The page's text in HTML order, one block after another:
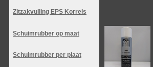
Zitzakvulling EPS Korrels
Schuimrubber op maat
Schuimrubber per plaat